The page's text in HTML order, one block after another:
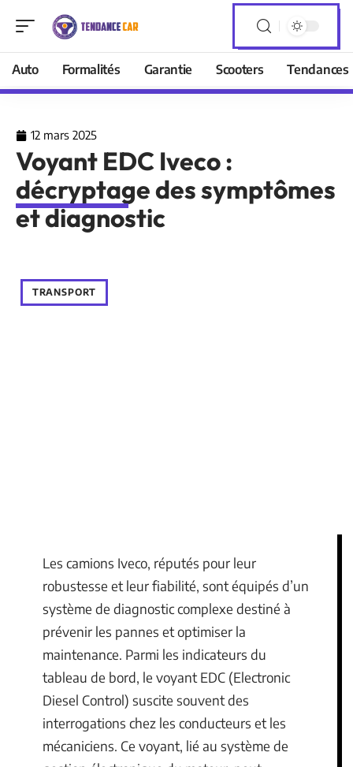
Auto Formalités Garantie Scooters Tendances
12 mars 2025
Voyant EDC Iveco :
décryptage des symptômes
et diagnostic
TRANSPORT
Les camions Iveco, réputés pour leur
robustesse et leur fiabilité, sont équipés d’un
système de diagnostic complexe destiné à
prévenir les pannes et optimiser la
maintenance. Parmi les indicateurs du
tableau de bord, le voyant EDC (Electronic
Diesel Control) suscite souvent des
interrogations chez les conducteurs et les
mécaniciens. Ce voyant, lié au système de